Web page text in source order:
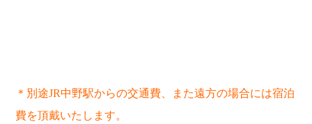
＊別途JR中野駅からの交通費、また遠方の場合には宿泊
費を頂戴いたします。